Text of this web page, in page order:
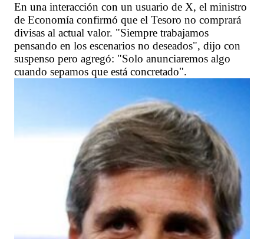
En una interacción con un usuario de X, el ministro
de Economía confirmó que el Tesoro no comprará
divisas al actual valor. "Siempre trabajamos
pensando en los escenarios no deseados", dijo con
suspenso pero agregó: "Solo anunciaremos algo
cuando sepamos que está concretado".